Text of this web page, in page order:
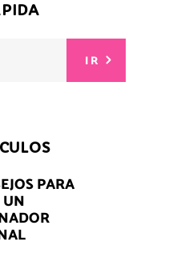
IR
PARA
UN